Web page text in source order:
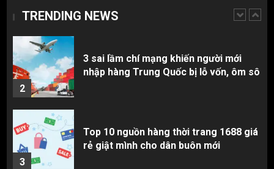
TRENDING NEWS
1
2
3 sai lầm chí mạng khiến người mới
nhập hàng Trung Quốc bị lỗ vốn, ôm sô
3
Top 10 nguồn hàng thời trang 1688 giá
rẻ giật mình cho dân buôn mới